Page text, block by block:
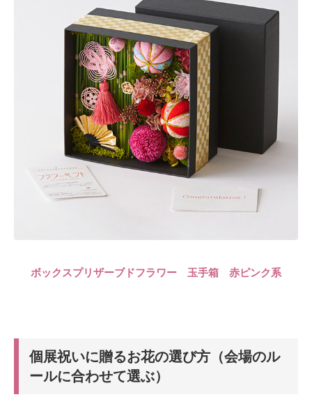
ボックスプリザーブドフラワー 玉手箱 赤ピンク系
個展祝いに贈るお花の選び方（会場のル
ールに合わせて選ぶ）